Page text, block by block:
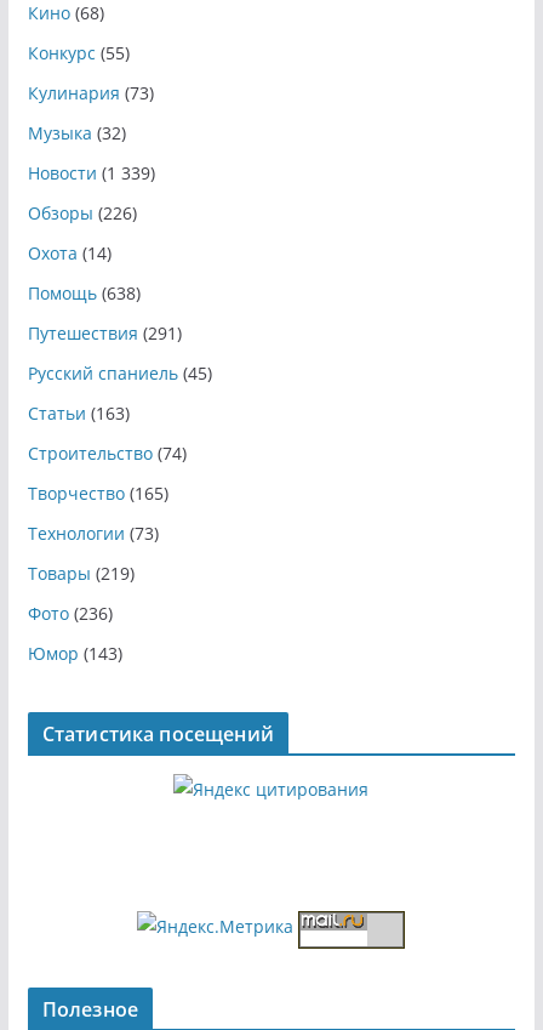
Кино(68)
Конкурс (55)
Кулинария (73)
Музыка (32)
Новости (1 339)
Обзоры (226)
Охота (14)
Помощь(638)
Путешествия (291)
Русский спаниель(45)
Статьи (163)
Строительство(74)
Творчество(165)
Технологии (73)
Товары (219)
Фото(236)
Юмор (143)
Статистика посещений
Полезное